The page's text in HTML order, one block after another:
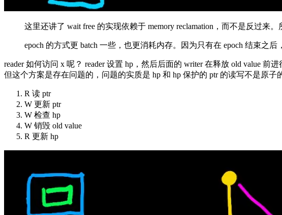
这里还讲了 wait free 的实现依赖于 memory reclamation，而不是反过来
epoch 的方式更 batch 一些，也更消耗内存。因为只有在 epoch 结束之后
reader 如何访问 x 呢？ reader 设置 hp，然后后面的 writer 在释放 old value 前
但这个方案是存在问题的，问题的实质是 hp 和 hp 保护的 ptr 的读写不是原
R 读 ptr
W 更新 ptr
W 检查 hp
W 销毁 old value
R 更新 hp